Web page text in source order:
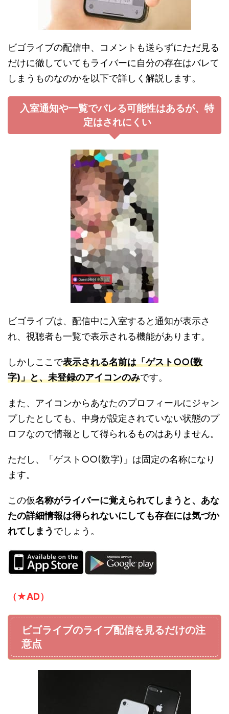
ビゴライブの配信中、コメントも送らずにただ見る
だけに徹していてもライバーに自分の存在はバレて
しまうものなのかを以下で詳しく解説します。
入室通知や一覧でバレる可能性はあるが、特
定はされにくい
ビゴライブは、配信中に入室すると通知が表示さ
れ、視聴者も一覧で表示される機能があります。
しかしここで表示される名前は「ゲスト○○(数
字)」と、未登録のアイコンのみです。
また、アイコンからあなたのプロフィールにジャン
プしたとしても、中身が設定されていない状態のプ
ロフなので情報として得られるものはありません。
ただし、「ゲスト○○(数字)」は固定の名称になり
ます。
この仮名称がライバーに覚えられてしまうと、あな
たの詳細情報は得られないにしても存在には気づか
れてしまう でしょう。
（★AD）
ビゴライブのライブ配信を見るだけの注
意点